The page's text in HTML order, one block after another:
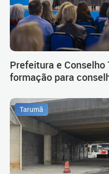
Prefeitura e
formação para
Tarumã